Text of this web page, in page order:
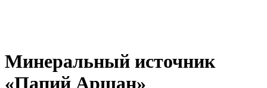
Минеральный источник
«Папий Аршан»